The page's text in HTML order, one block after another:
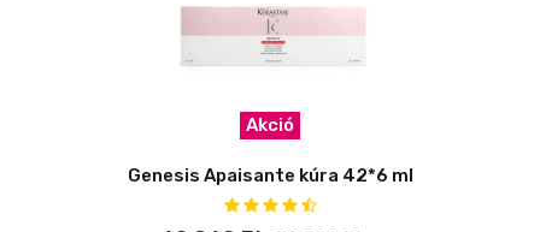
Akció
Genesis Apaisante kúra 42*6 ml